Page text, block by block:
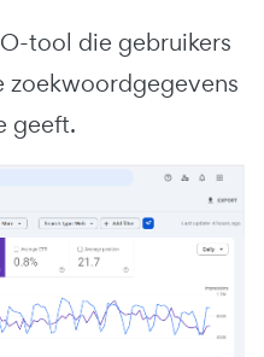
tool die gebruikers
zoekwoordgegevens
geeft.